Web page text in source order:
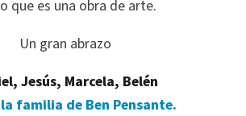
que es una obra de arte.
Un gran abrazo
Jesús, Marcela, Belén
familia de Ben Pensante.